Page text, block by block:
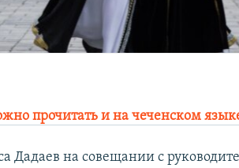
прочитать и на чеченском
Дадаев на совещании с